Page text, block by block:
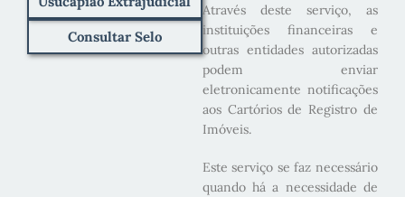
Consultar Selo
Através deste serviço, as
instituições financeiras e
outras entidades autorizadas
podem enviar
eletronicamente notificações
aos Cartórios de Registro de
Imóveis.
Este serviço se faz necessário
quando há a necessidade de